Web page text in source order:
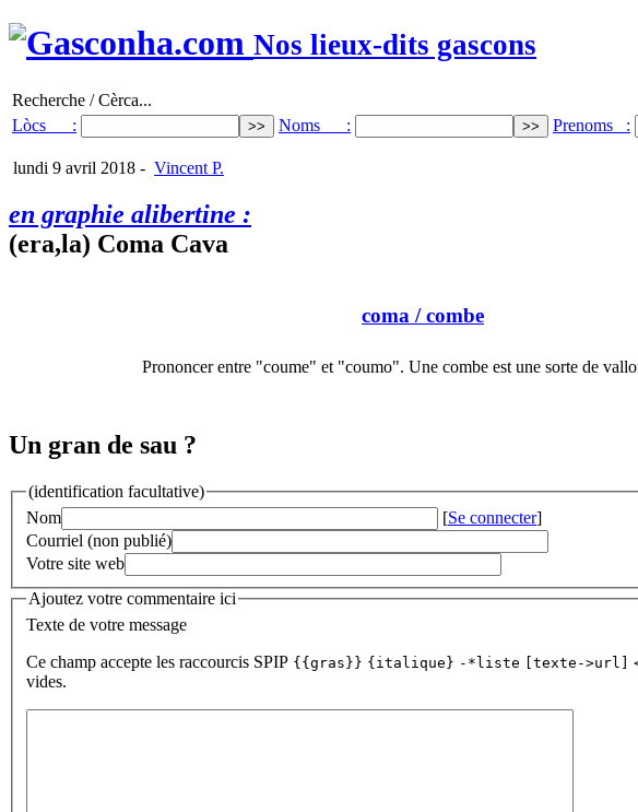
Nos lieux-dits gascons
Recherche / Cèrca...
Lòcs :
Noms : Prenoms :
lundi 9 avril 2018 - Vincent P.
en graphie alibertine :
(era,la) Coma Cava
coma / combe
Prononcer entre "coume" et "coumo". Une combe est une sorte de
Un gran de sau ?
(identification facultative)
Nom
[Se connecter]
Courriel (non publié)
Votre site web
Ajoutez votre commentaire ici
Texte de votre message
Ce champ accepte les raccourcis SPIP {{gras}} {italique} -*liste [texte->url]
vides.